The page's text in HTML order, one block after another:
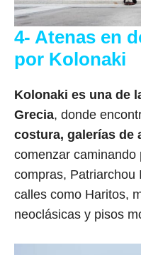
4- Atenas en
por Kolonaki
Kolonaki es una de
Grecia, donde
costura, galerías de
comenzar
compras, Patriarchou
calles como Haritos,
neoclásicas y pisos